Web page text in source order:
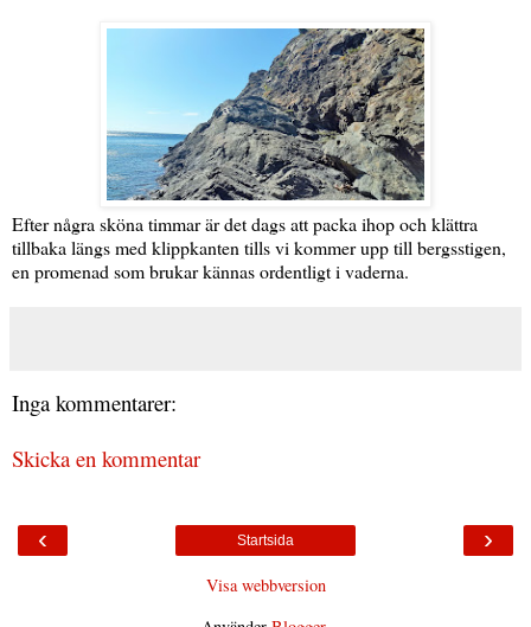
Efter några sköna timmar är det dags att packa ihop och klättra
tillbaka längs med klippkanten tills vi kommer upp till bergsstigen,
en promenad som brukar kännas ordentligt i vaderna.
Inga kommentarer:
Skicka en kommentar
‹ ›
Startsida
Visa webbversion